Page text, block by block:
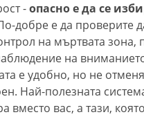
-опасно е да се
добре е да проверите
на мъртвата зона,
на
е удобно, но не
Най-полезната
вас, а тази,